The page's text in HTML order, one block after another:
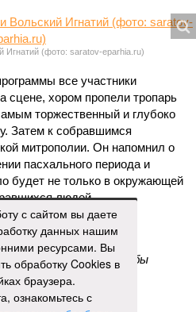
Игнатий (фото: saratov-eparhia.ru)
все участники
сцене, хором пропели тропарь
торжественный и глубоко
Затем к собравшимся
митрополии. Он напомнил о
пасхального периода и
будет не только в окружающей
людей.
родителей,
самих учащихся,
тратят на то, чтобы
внеклассную
в выходные
в церковь на
с сайтом вы даете
данных нашим
ресурсами. Вы
обработку Cookies в
браузера.
ознакомьтесь с